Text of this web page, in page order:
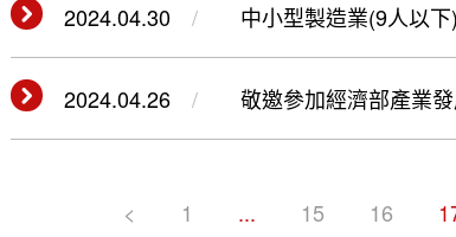
2024.04.30 中小型製造業(9人以
2024.04.26
敬邀參加經濟部產業
(113.05.02)
< 1 ... 15 16